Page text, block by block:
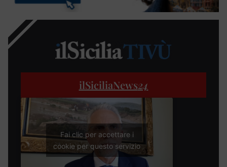
ilSiciliaNews24
Fai clic per accettare i
cookie per questo servizio